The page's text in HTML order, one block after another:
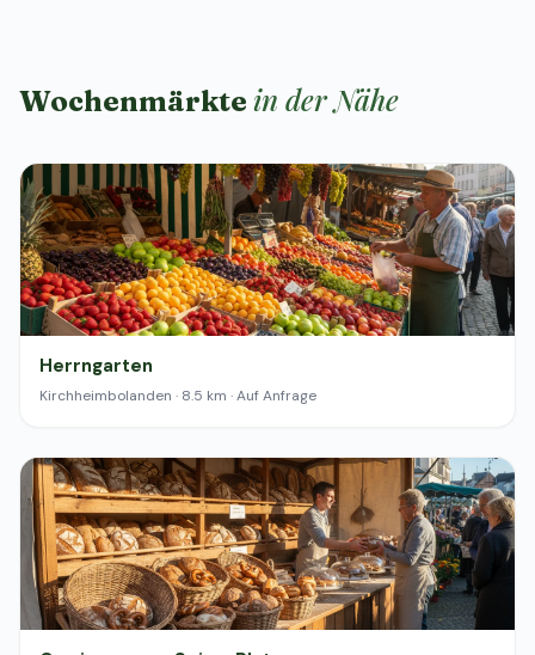
Wochenmärkte in der Nähe
Herrngarten
Kirchheimbolanden · 8.5 km · Auf Anfrage